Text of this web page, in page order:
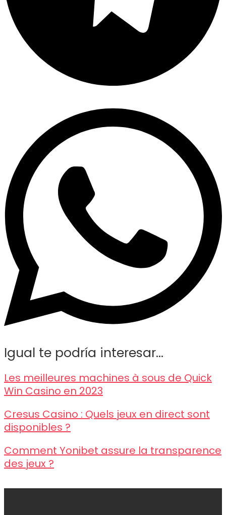
Igual te podría interesar...
Les meilleures machines à sous de Quick
Win Casino en 2023
Cresus Casino : Quels jeux en direct sont
disponibles ?
Comment Yonibet assure la transparence
des jeux ?